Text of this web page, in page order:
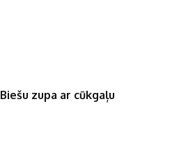
Biešu zupa ar cūkgaļu